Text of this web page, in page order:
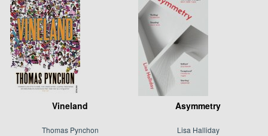
Vineland
Thomas Pynchon
Asymmetry
Lisa Halliday